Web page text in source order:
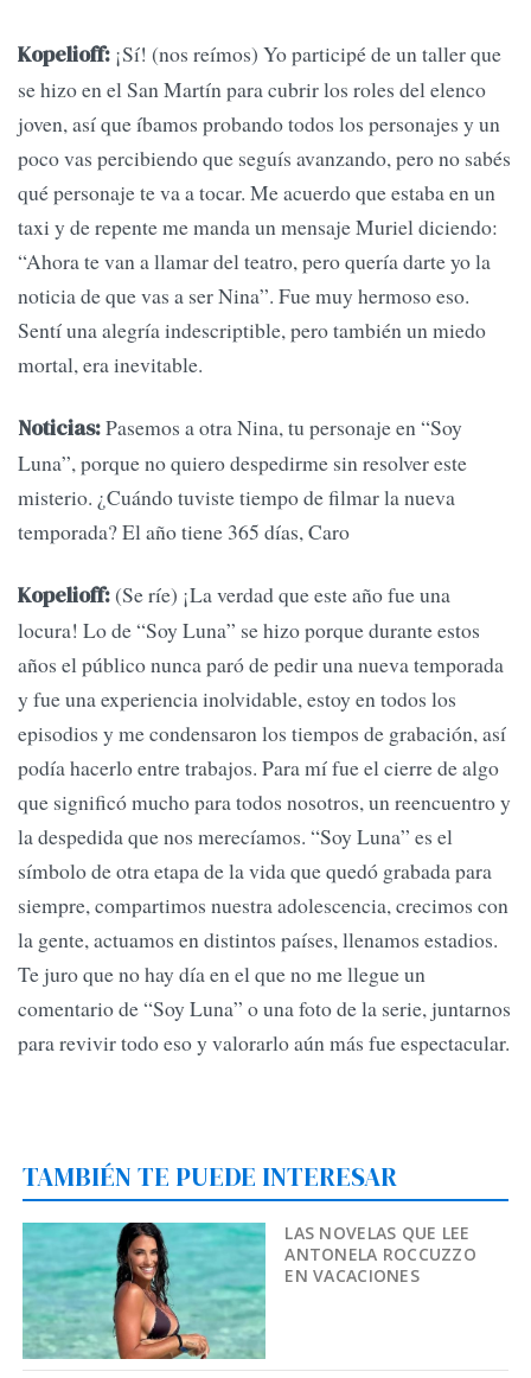
Kopelioff: ¡Sí! (nos reímos) Yo participé de un taller que
se hizo en el San Martín para cubrir los roles del elenco
joven, así que íbamos probando todos los personajes y un
poco vas percibiendo que seguís avanzando, pero no sabés
qué personaje te va a tocar. Me acuerdo que estaba en un
taxi y de repente me manda un mensaje Muriel diciendo:
“Ahora te van a llamar del teatro, pero quería darte yo la
noticia de que vas a ser Nina”. Fue muy hermoso eso.
Sentí una alegría indescriptible, pero también un miedo
mortal, era inevitable.
Noticias:Pasemos a otra Nina, tu personaje en “Soy
Luna”, porque no quiero despedirme sin resolver este
misterio. ¿Cuándo tuviste tiempo de filmar la nueva
temporada? El año tiene 365 días, Caro
Kopelioff:(Se ríe) ¡La verdad que este año fue una
locura! Lo de “Soy Luna” se hizo porque durante estos
años el público nunca paró de pedir una nueva temporada
y fue una experiencia inolvidable, estoy en todos los
episodios y me condensaron los tiempos de grabación, así
podía hacerlo entre trabajos. Para mí fue el cierre de algo
que significó mucho para todos nosotros, un reencuentro y
la despedida que nos merecíamos. “Soy Luna” es el
símbolo de otra etapa de la vida que quedó grabada para
siempre, compartimos nuestra adolescencia, crecimos con
la gente, actuamos en distintos países, llenamos estadios.
Te juro que no hay día en el que no me llegue un
comentario de “Soy Luna” o una foto de la serie, juntarnos
para revivir todo eso y valorarlo aún más fue espectacular.
TAMBIÉN TE PUEDE INTERESAR
LAS NOVELAS QUE LEE
ANTONELA ROCCUZZO
EN VACACIONES